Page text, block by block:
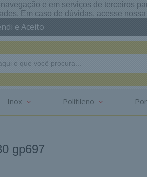
e em serviços de terceiros
Em caso de dúvidas, acesse nossa
e Aceito
Inox Politileno
gp697